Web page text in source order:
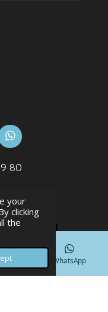
your
clicking
the
W
h
a
t
p
p
80
WhatsApp